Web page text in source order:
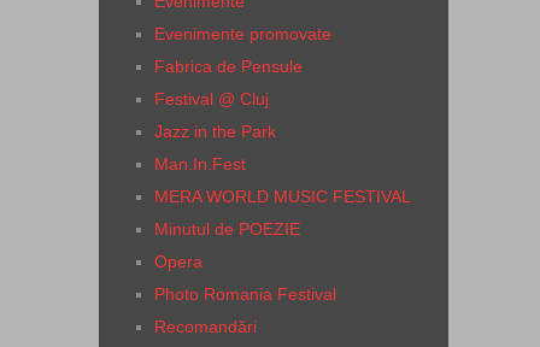
Evenimente promovate
Fabrica de Pensule
Festival @ Cluj
Jazz in the Park
Man.In.Fest
MERA WORLD MUSIC FESTIVAL
Minutul de POEZIE
Opera
Photo Romania Festival
Recomandări